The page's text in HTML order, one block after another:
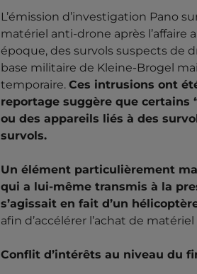
L’émission d’investigation Pano
matériel anti-drone après l’affaire
époque, des survols suspects de
base militaire de Kleine-Brogel
temporaire.Ces intrusions ont
reportage suggère que certains
ou des appareils liés à des
survols.
Un élément particulièrement
qui a lui-même transmis à la
s’agissait en fait d’un
afin d’accélérer l’achat de
Conflit d’intérêts au niveau du